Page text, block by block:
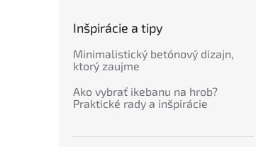
Inšpirácie a tipy
Minimalistický betónový dizajn,
ktorý zaujme
Ako vybrať ikebanu na hrob?
Praktické rady a inšpirácie